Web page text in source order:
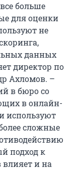
больше
для оценки
не
данных
директор по
Ахломов. –
в бюро со
в онлайн-
используют
сложные
подход к
и на